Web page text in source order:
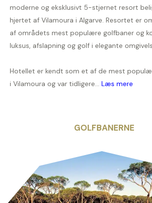
moderne og eksklusivt 5-stjernet resort
hjertet af Vilamoura i Algarve. Resortet er
af områdets mest populære golfbaner og
luksus, afslapning og golf i elegante
Hotellet er kendt som et af de mest
i Vilamoura og var tidligere... Læs mere
GOLFBANERNE